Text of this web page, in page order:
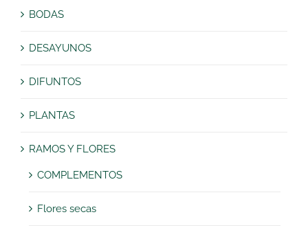
BODAS
DESAYUNOS
DIFUNTOS
PLANTAS
RAMOS Y FLORES
COMPLEMENTOS
Flores secas